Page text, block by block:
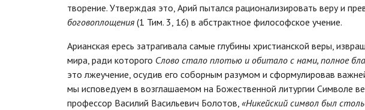
творение. Утверждая это, Арий пытался рационализировать веру и
боговоплощения(1 Тим. 3, 16) в абстрактное философское учение.
Арианская ересь затрагивала самые глубины христианской веры,
мира, ради которого Слово стало плотью и обитало с нами, полное
это лжеучение, осудив его соборным разумом и сформулировав
мы исповедуем в возглашаемом на Божественной литургии Символе
профессор Василий Васильевич Болотов, «Никейский символ был